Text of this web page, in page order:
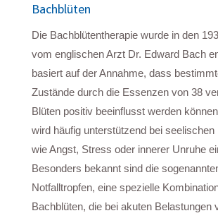
Bachblüten
Die Bachblütentherapie wurde in den
vom englischen Arzt Dr. Edward Bach
basiert auf der Annahme, dass
Zustände durch die Essenzen von 38
Blüten positiv beeinflusst werden
wird häufig unterstützend bei
wie Angst, Stress oder innerer Unruhe
Besonders bekannt sind die
Notfalltropfen, eine spezielle
Bachblüten, die bei akuten Belastungen